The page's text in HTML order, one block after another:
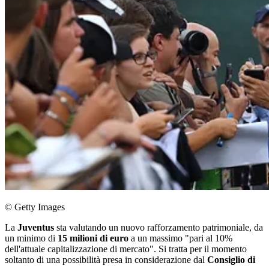
© Getty Images
La Juventus sta valutando un nuovo rafforzamento patrimoniale, da
un minimo di 15 milioni di euro a un massimo "pari al 10%
dell'attuale capitalizzazione di mercato". Si tratta per il momento
soltanto di una possibilità presa in considerazione dal Consiglio di